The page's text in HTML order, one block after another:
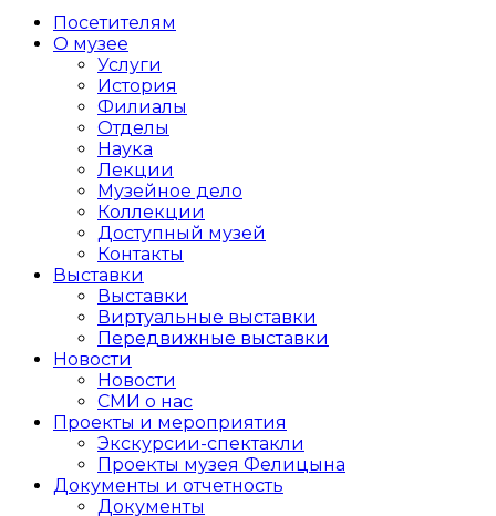
Посетителям
О музее
Услуги
История
Филиалы
Отделы
Наука
Лекции
Музейное дело
Коллекции
Доступный музей
Контакты
Выставки
Выставки
Виртуальные выставки
Передвижные выставки
Новости
Новости
СМИ о нас
Проекты и мероприятия
Экскурсии-спектакли
Проекты музея Фелицына
Документы и отчетность
Документы